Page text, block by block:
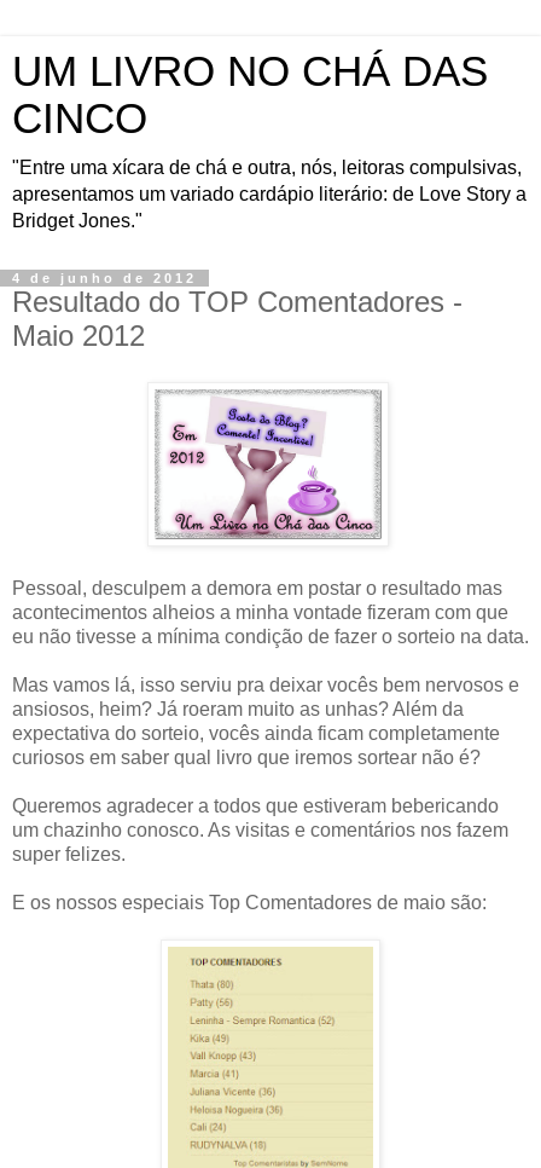
UM LIVRO NO CHÁ DAS
CINCO
"Entre uma xícara de chá e outra, nós, leitoras compulsivas,
apresentamos um variado cardápio literário: de Love Story a
Bridget Jones."
4 de junho de 2012
Resultado do TOP Comentadores -
Maio 2012
Pessoal, desculpem a demora em postar o resultado mas
acontecimentos alheios a minha vontade fizeram com que
eu não tivesse a mínima condição de fazer o sorteio na data.
Mas vamos lá, isso serviu pra deixar vocês bem nervosos e
ansiosos, heim? Já roeram muito as unhas? Além da
expectativa do sorteio, vocês ainda ficam completamente
curiosos em saber qual livro que iremos sortear não é?
Queremos agradecer a todos que estiveram bebericando
um chazinho conosco. As visitas e comentários nos fazem
super felizes.
E os nossos especiais Top Comentadores de maio são: